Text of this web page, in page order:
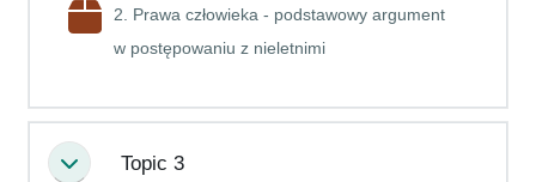
2. Prawa człowieka - podstawowy argument
w postępowaniu z nieletnimiPakiet SCORM
MinimalizujTopic 3